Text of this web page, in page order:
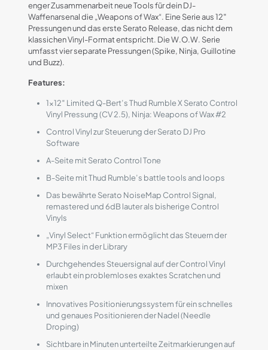
enger Zusammenarbeit neue Tools für dein DJ-
Waffenarsenal die „Weapons of Wax“. Eine Serie aus 12″
Pressungen und das erste Serato Release, das nicht dem
klassichen Vinyl-Format entspricht. Die W.O.W. Serie
umfasst vier separate Pressungen (Spike, Ninja, Guillotine
und Buzz).
Features:
1×12″ Limited Q-Bert’s Thud Rumble X Serato Control
Vinyl Pressung (CV 2.5), Ninja: Weapons of Wax #2
Control Vinyl zur Steuerung der Serato DJ Pro
Software
A-Seite mit Serato Control Tone
B-Seite mit Thud Rumble’s battle tools and loops
Das bewährte Serato NoiseMap Control Signal,
remastered und 6dB lauter als bisherige Control
Vinyls
„Vinyl Select“ Funktion ermöglicht das Steuern der
MP3 Files in der Library
Durchgehendes Steuersignal auf der Control Vinyl
erlaubt ein problemloses exaktes Scratchen und
mixen
Innovatives Positionierungssystem für ein schnelles
und genaues Positionieren der Nadel (Needle
Droping)
Sichtbare in Minuten unterteilte Zeitmarkierungen auf